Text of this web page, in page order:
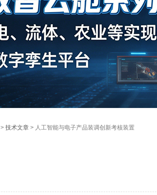
>技术文章 > 人工智能与电子产品装调创新考核装置